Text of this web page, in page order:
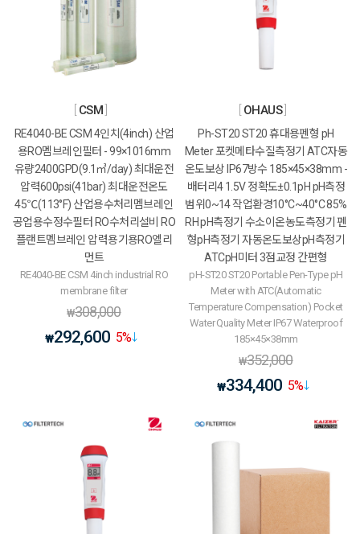
CSM
RE4040-BE CSM 4인치(4inch) 산업
용RO멤브레인필터 - 99×1016mm
유량2400GPD(9.1㎥/day) 최대운전
압력600psi(41bar) 최대운전온도
45℃(113°F) 산업용수처리멤브레인
공업용수정수필터 RO수처리설비 RO
플랜트멤브레인 압력용기용RO엘리
먼트
RE4040-BE CSM 4inch industrial RO
membrane filter
₩308,000
₩292,600 5%
OHAUS
Ph-ST20 ST20 휴대용펜형 pH
Meter 포켓메타수질측정기 ATC자동
온도보상 IP67방수 185×45×38mm -
배터리4 1.5V 정확도±0.1pH pH측정
범위0~14 작업환경10°C~40°C 85%
RH pH측정기 수소이온농도측정기 펜
형pH측정기 자동온도보상pH측정기
ATCpH미터 3점교정 간편형
pH-ST20 ST20 Portable Pen-Type pH
Meter with ATC(Automatic
Temperature Compensation) Pocket
Water Quality Meter IP67 Waterproof
185×45×38mm
₩352,000
₩334,400 5%